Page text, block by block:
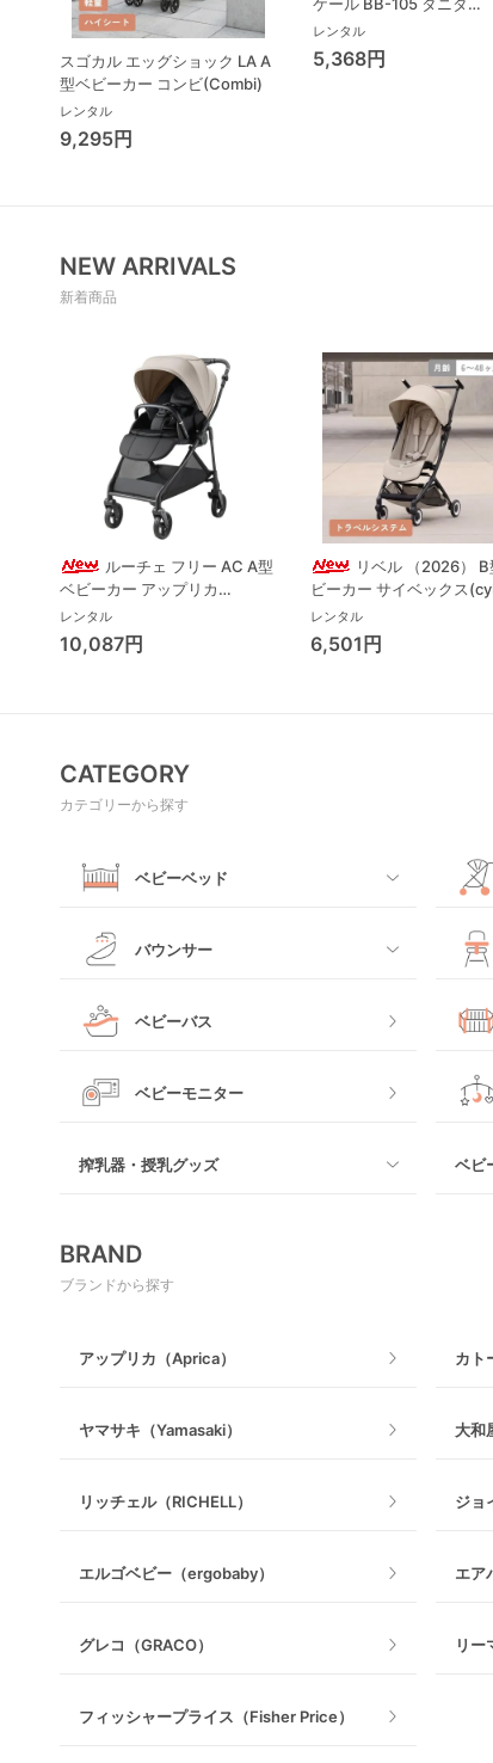
スゴカル エッグショック LA A
型ベビーカー コンビ(Combi)
レンタル
9,295円
ケール BB-105 タニタ
(TANITA) ベビースケール
重計
レンタル
5,368円
NEW ARRIVALS
新着商品
ルーチェ フリー AC A型
ベビーカー アップリカ
(Aprica) A型ベビーカー アッ
プリカ(Aprica)
レンタル
10,087円
リベル （2026）
ビーカー サイベックス
レンタル
6,501円
CATEGORY
カテゴリーから探す
ベビーベッド
すべて
クーファン
ベビーベッドその他
すべて
ベビ
バウンサー
すべて すべて
ベビーバス
すべて
ベビーモニター
搾乳器・授乳グッズ
電動搾乳器
ベビ
BRAND
ブランドから探す
アップリカ（Aprica） カト
ヤマサキ（Yamasaki） 大和
リッチェル（RICHELL） ジョ
エルゴベビー（ergobaby） エア
グレコ（GRACO） リー
フィッシャープライス（Fisher Price）